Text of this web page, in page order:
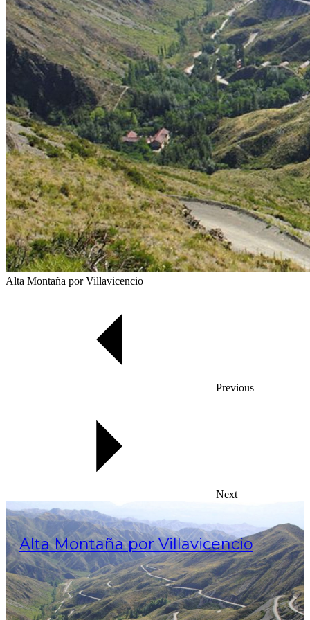
Alta Montaña por Villavicencio
Previous
Next
Alta Montaña por Villavicencio